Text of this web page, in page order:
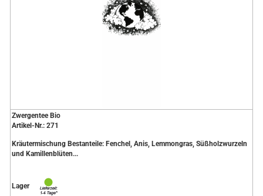
Zwergentee Bio
Artikel-Nr.: 271
Kräutermischung Bestanteile: Fenchel, Anis, Lemmongras, Süßholzwurzeln
und Kamillenblüten...
Lager